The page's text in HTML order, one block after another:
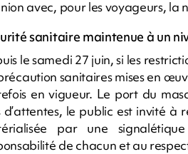
avec, pour les voyageurs, la
sanitaire maintenue à un
le samedi 27 juin, si les
sanitaires mises en
en vigueur. Le port du
d’attentes, le public est invité à
par une
de chacun et au